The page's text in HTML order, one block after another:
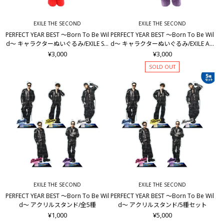
EXILE THE SECOND
PERFECT YEAR BEST ～Born To Be Wil
d～ キャラクターぬいぐるみ/EXILE SH
OKICHI
¥3,000
EXILE THE SECOND
PERFECT YEAR BEST ～Born To Be Wil
d～ キャラクターぬいぐるみ/EXILE AKI
RA
¥3,000
SOLD OUT
EXILE THE SECOND
PERFECT YEAR BEST ～Born To Be Wil
d～ アクリルスタンド/全5種
¥1,000
EXILE THE SECOND
PERFECT YEAR BEST ～Born To Be Wil
d～ アクリルスタンド/5種セット
¥5,000